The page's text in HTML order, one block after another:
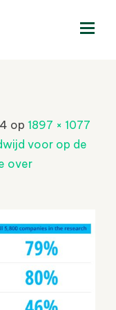
op 1897 × 1077
voor op de
over